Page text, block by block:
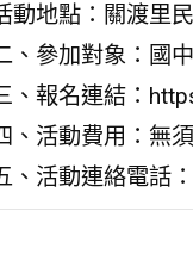
動地點：關渡里
、參加對象：國
、報名連結：
、活動費用：無
、活動連絡電話